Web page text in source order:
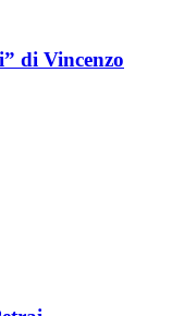
di Vincenzo